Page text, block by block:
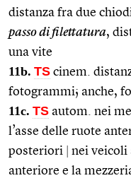
distanza fra due
passo di filettatura,
una vite
11b. TS cinem.
fotogrammi; anche,
11c. TS autom. nei
l’asse delle ruote
posteriori
nei veicoli
anteriore e la